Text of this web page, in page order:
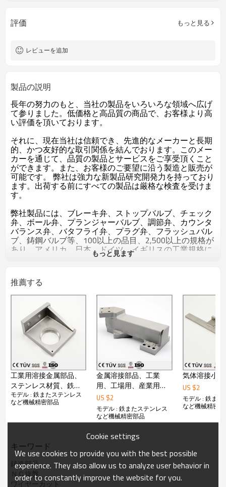
過程
加工機械 マシニングセンター
評価 もっと見る
レビューを追加
製品の説明
長年の努力のもと、当社の製品をいろいろな領域へ広げ
て参りました。低価格と高品質の商品で、お客様より高
い評価を頂いております。
それに、現在当社は信頼でき、先進的なメーカーと長期
的、かつ友好的な取引関係を結んでおります。このメー
カーを通じて、品質の製品とサービスをご享受頂くこと
ができます。また、お客様のご要望に沿う製造と販売が
可能です。 弊社は強力な新製品研究開発力を持っており
ます。出荷する前にすべての製品は厳格な検査を受けま
す。
弊社製品には、ブレーキ弁、ストップバルブ、チェック
弁、ボール弁、プランジャーバルブ、調節弁、カウンタ
バランス弁、バタフライ弁、プラグ弁、フラッシュバル
ブ、鋳鋼バルブ等、100以上の品目、2,500以上の規格が
あり、アメリカ、日本、ドイツ、イギリスの工業規格に
対応した製品も数多く製造しております。
主な製品：板金部品、鋳造部品、鍛造部品、アルミ部
品，銅鋳造部品、アルミ鍛造部品、銅鋳造部品及びその
加工熱処理等。品質方針：良品を作り，承諾を遵守す
る。改善を続け、顧客を満足させる。
加工品図面によって様々な精密部品加工が対応してりま
す。
1、日本語と英語でも交流出来ます。
2、納期： 弊社の工場は24時間稼動しておりますので、
短納期にも対応できます。
3、運送：船便、航空便、宅急便などに豊富な経験があ
ります。
5．弊社は輸出ライセンスを持っております。
●詳しくはカタログをダウンロードもしくはお問い合わ
せ下さい。
もっと見ます
推薦する
工業用溶接金属部品、
ステンレス材質、鉄材
質、多彩な溶接機械パ
ーツ
モデル : 鉄またステンレス
など機械精密部品
金属溶接部品、工業
用、工場用、産業用な
どの高品質金属溶接パ
ーツ
US $2
モデル : 鉄またステンレス
など機械精密部品
気体溶接小
US $2
モデル : 鉄また
など機械精密
キーワード
鋳造部品
ＮＣ旋盤
ワイヤーカット
Cookie settings
We use cookies to provide you with the best possible
experience. They also allow us to analyze user behavior in
order to constantly improve the website for you.